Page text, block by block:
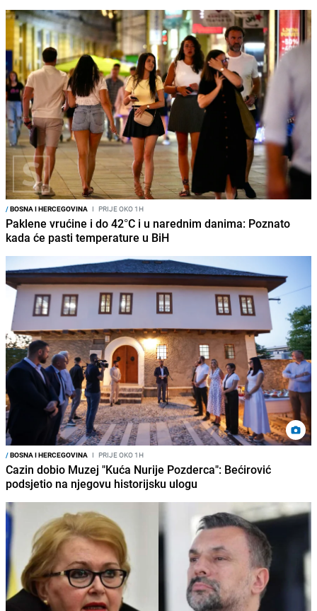
/BOSNA I HERCEGOVINA I PRIJE OKO 1H
Paklene vrućine i do 42°C i u narednim danima: Poznato
kada će pasti temperature u BiH
/BOSNA I HERCEGOVINA I PRIJE OKO 1H
Cazin dobio Muzej "Kuća Nurije Pozderca": Bećirović
podsjetio na njegovu historijsku ulogu